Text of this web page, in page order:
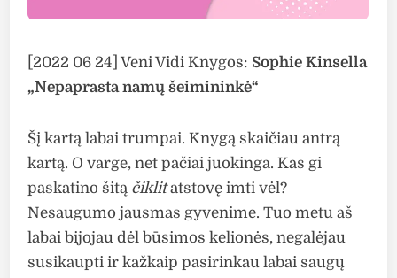
[2022 06 24] Veni Vidi Knygos: Sophie Kinsella
„Nepaprasta namų šeimininkė“
Šį kartą labai trumpai. Knygą skaičiau antrą
kartą. O varge, net pačiai juokinga. Kas gi
paskatino šitą čiklitatstovę imti vėl?
Nesaugumo jausmas gyvenime. Tuo metu aš
labai bijojau dėl būsimos kelionės, negalėjau
susikaupti ir kažkaip pasirinkau labai saugų